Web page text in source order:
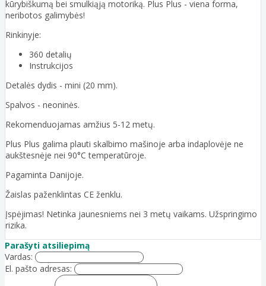
kūrybiškumą bei smulkiąją motoriką. Plus Plus - viena forma,
neribotos galimybės!
Rinkinyje:
360 detalių
Instrukcijos
Detalės dydis - mini (20 mm).
Spalvos - neoninės.
Rekomenduojamas amžius 5-12 metų.
Plus Plus galima plauti skalbimo mašinoje arba indaplovėje ne
aukštesnėje nei 90°C temperatūroje.
Pagaminta Danijoje.
Žaislas paženklintas CE ženklu.
Įspėjimas! Netinka jaunesniems nei 3 metų vaikams. Užspringimo
rizika.
Parašyti atsiliepimą
Vardas:
El. pašto adresas: